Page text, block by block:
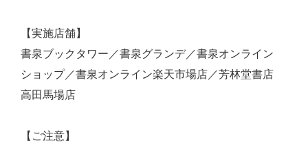
【実施店舗】
書泉ブックタワー／書泉グランデ／書泉オンライン
ショップ／書泉オンライン楽天市場店／芳林堂書店
高田馬場店
【ご注意】